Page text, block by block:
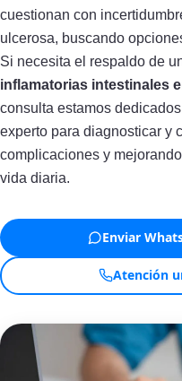
cuestionan con
ulcerosa, buscando
Si necesita el respaldo de
inflamatorias intestinales
consulta estamos
experto para diagnosticar y
complicaciones y
vida diaria.
Enviar
Atención